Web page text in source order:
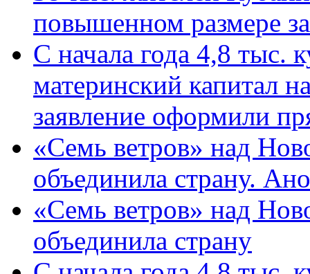
повышенном размере
С начала года 4,8 тыс.
материнский капитал
заявление оформили
«Семь ветров» над
объединила страну.
«Семь ветров» над
объединила страну